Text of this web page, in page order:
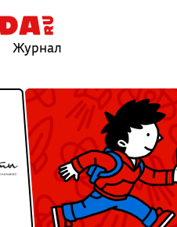
Журнал